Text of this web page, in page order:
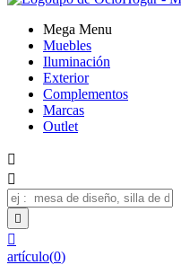
Mega Menu
Muebles
Iluminación
Exterior
Complementos
Marcas
Outlet




artículo(0)